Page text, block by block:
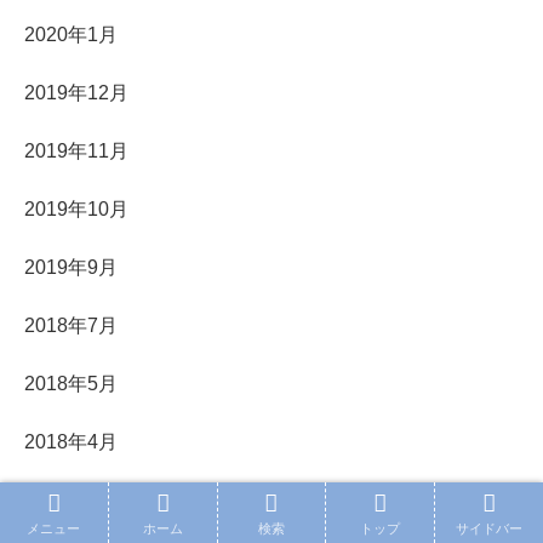
2020年1月
2019年12月
2019年11月
2019年10月
2019年9月
2018年7月
2018年5月
2018年4月
2018年3月
メニュー ホーム 検索 トップ サイドバー